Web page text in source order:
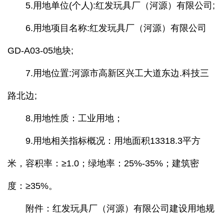
5.用地单位(个人):红发玩具厂（河源）有限公司;
6.用地项目名称:红发玩具厂（河源）有限公司
GD-A03-05地块;
7.用地位置:河源市高新区兴工大道东边.科技三
路北边;
8.用地性质：工业用地；
9.用地相关指标概况：用地面积13318.3平方
米，容积率：≥1.0；绿地率：25%-35%；建筑密
度：≥35%。
附件： 红发玩具厂（河源）有限公司建设用地规